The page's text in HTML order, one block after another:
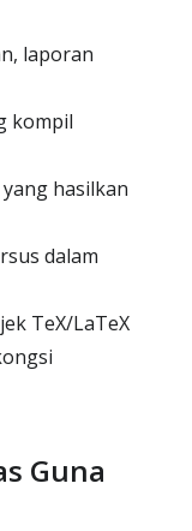
laporan
kompil
hasilkan
dalam
TeX/LaTeX
Guna